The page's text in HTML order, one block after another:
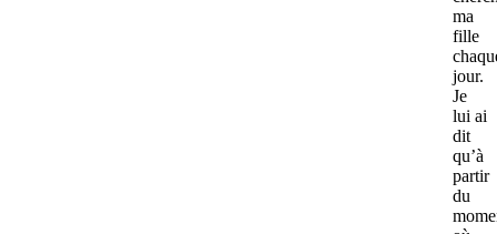
ma
fille
jour.
Je
lui ai
dit
qu’à
partir
du